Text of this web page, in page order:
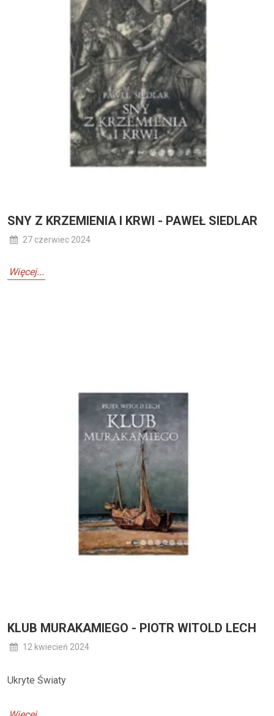
SNY Z KRZEMIENIA I KRWI - PAWEŁ SIEDLAR
27 czerwiec 2024
Więcej...
KLUB MURAKAMIEGO - PIOTR WITOLD LECH
12 kwiecień 2024
Ukryte Światy